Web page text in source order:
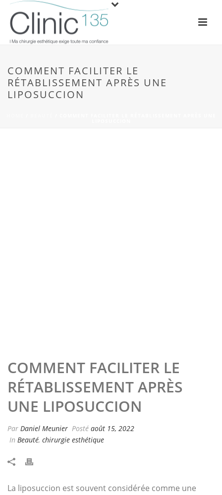
COMMENT FACILITER LE
RÉTABLISSEMENT APRÈS UNE
LIPOSUCCION
COMMENT FACILITER LE
RÉTABLISSEMENT APRÈS
UNE LIPOSUCCION
Par Daniel Meunier Posté août 15, 2022
In Beauté, chirurgie esthétique
La liposuccion est souvent considérée comme une